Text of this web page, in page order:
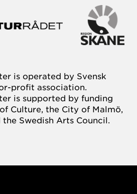
is operated by Svensk
profit association.
is supported by funding
Culture, the City of Malmö,
Swedish Arts Council.